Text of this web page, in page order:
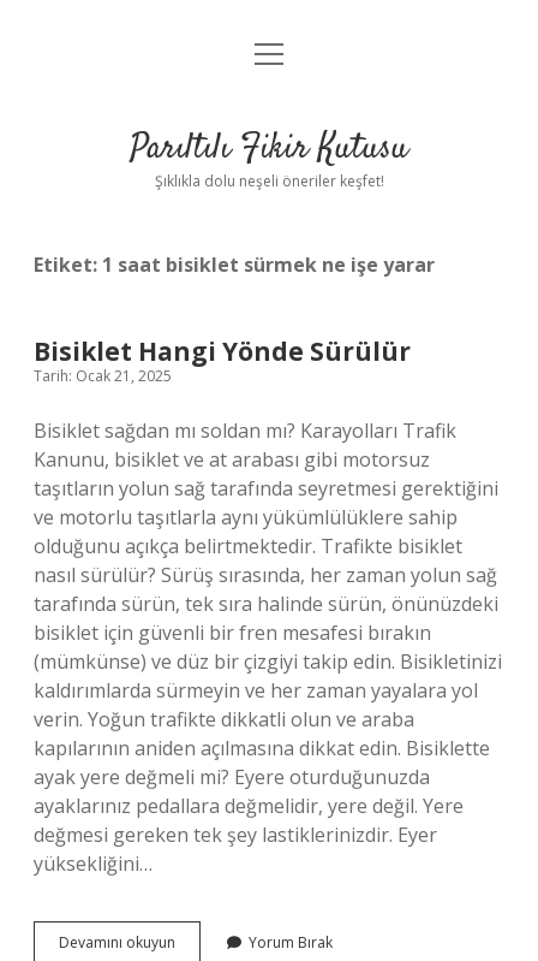
Anasayfa
Yasal Uyarı
menüyü
Parıltılı Fikir Kutusu
Şıklıkla dolu neşeli öneriler keşfet!
Etiket: 1 saat bisiklet sürmek ne işe yarar
Bisiklet Hangi Yönde Sürülür
Tarih: Ocak 21, 2025
Bisiklet sağdan mı soldan mı? Karayolları Trafik
Kanunu, bisiklet ve at arabası gibi motorsuz
taşıtların yolun sağ tarafında seyretmesi gerektiğini
ve motorlu taşıtlarla aynı yükümlülüklere sahip
olduğunu açıkça belirtmektedir. Trafikte bisiklet
nasıl sürülür? Sürüş sırasında, her zaman yolun sağ
tarafında sürün, tek sıra halinde sürün, önünüzdeki
bisiklet için güvenli bir fren mesafesi bırakın
(mümkünse) ve düz bir çizgiyi takip edin. Bisikletinizi
kaldırımlarda sürmeyin ve her zaman yayalara yol
verin. Yoğun trafikte dikkatli olun ve araba
kapılarının aniden açılmasına dikkat edin. Bisiklette
ayak yere değmeli mi? Eyere oturduğunuzda
ayaklarınız pedallara değmelidir, yere değil. Yere
değmesi gereken tek şey lastiklerinizdir. Eyer
yüksekliğini…
Devamını okuyun Yorum Bırak